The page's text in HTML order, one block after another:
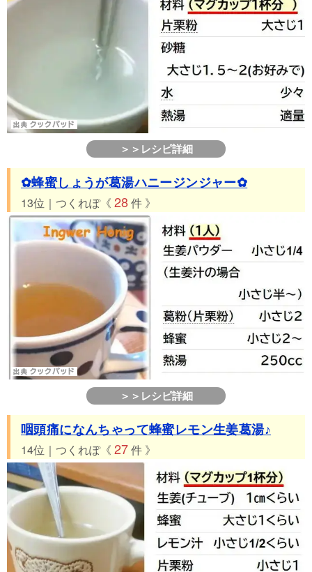
＞＞レシピ詳細
✿蜂蜜しょうが葛湯ハニージンジャー✿
13位｜つくれぽ《 28件 》
＞＞レシピ詳細
咽頭痛になんちゃって蜂蜜レモン生姜葛湯♪
14位｜つくれぽ《 27件 》